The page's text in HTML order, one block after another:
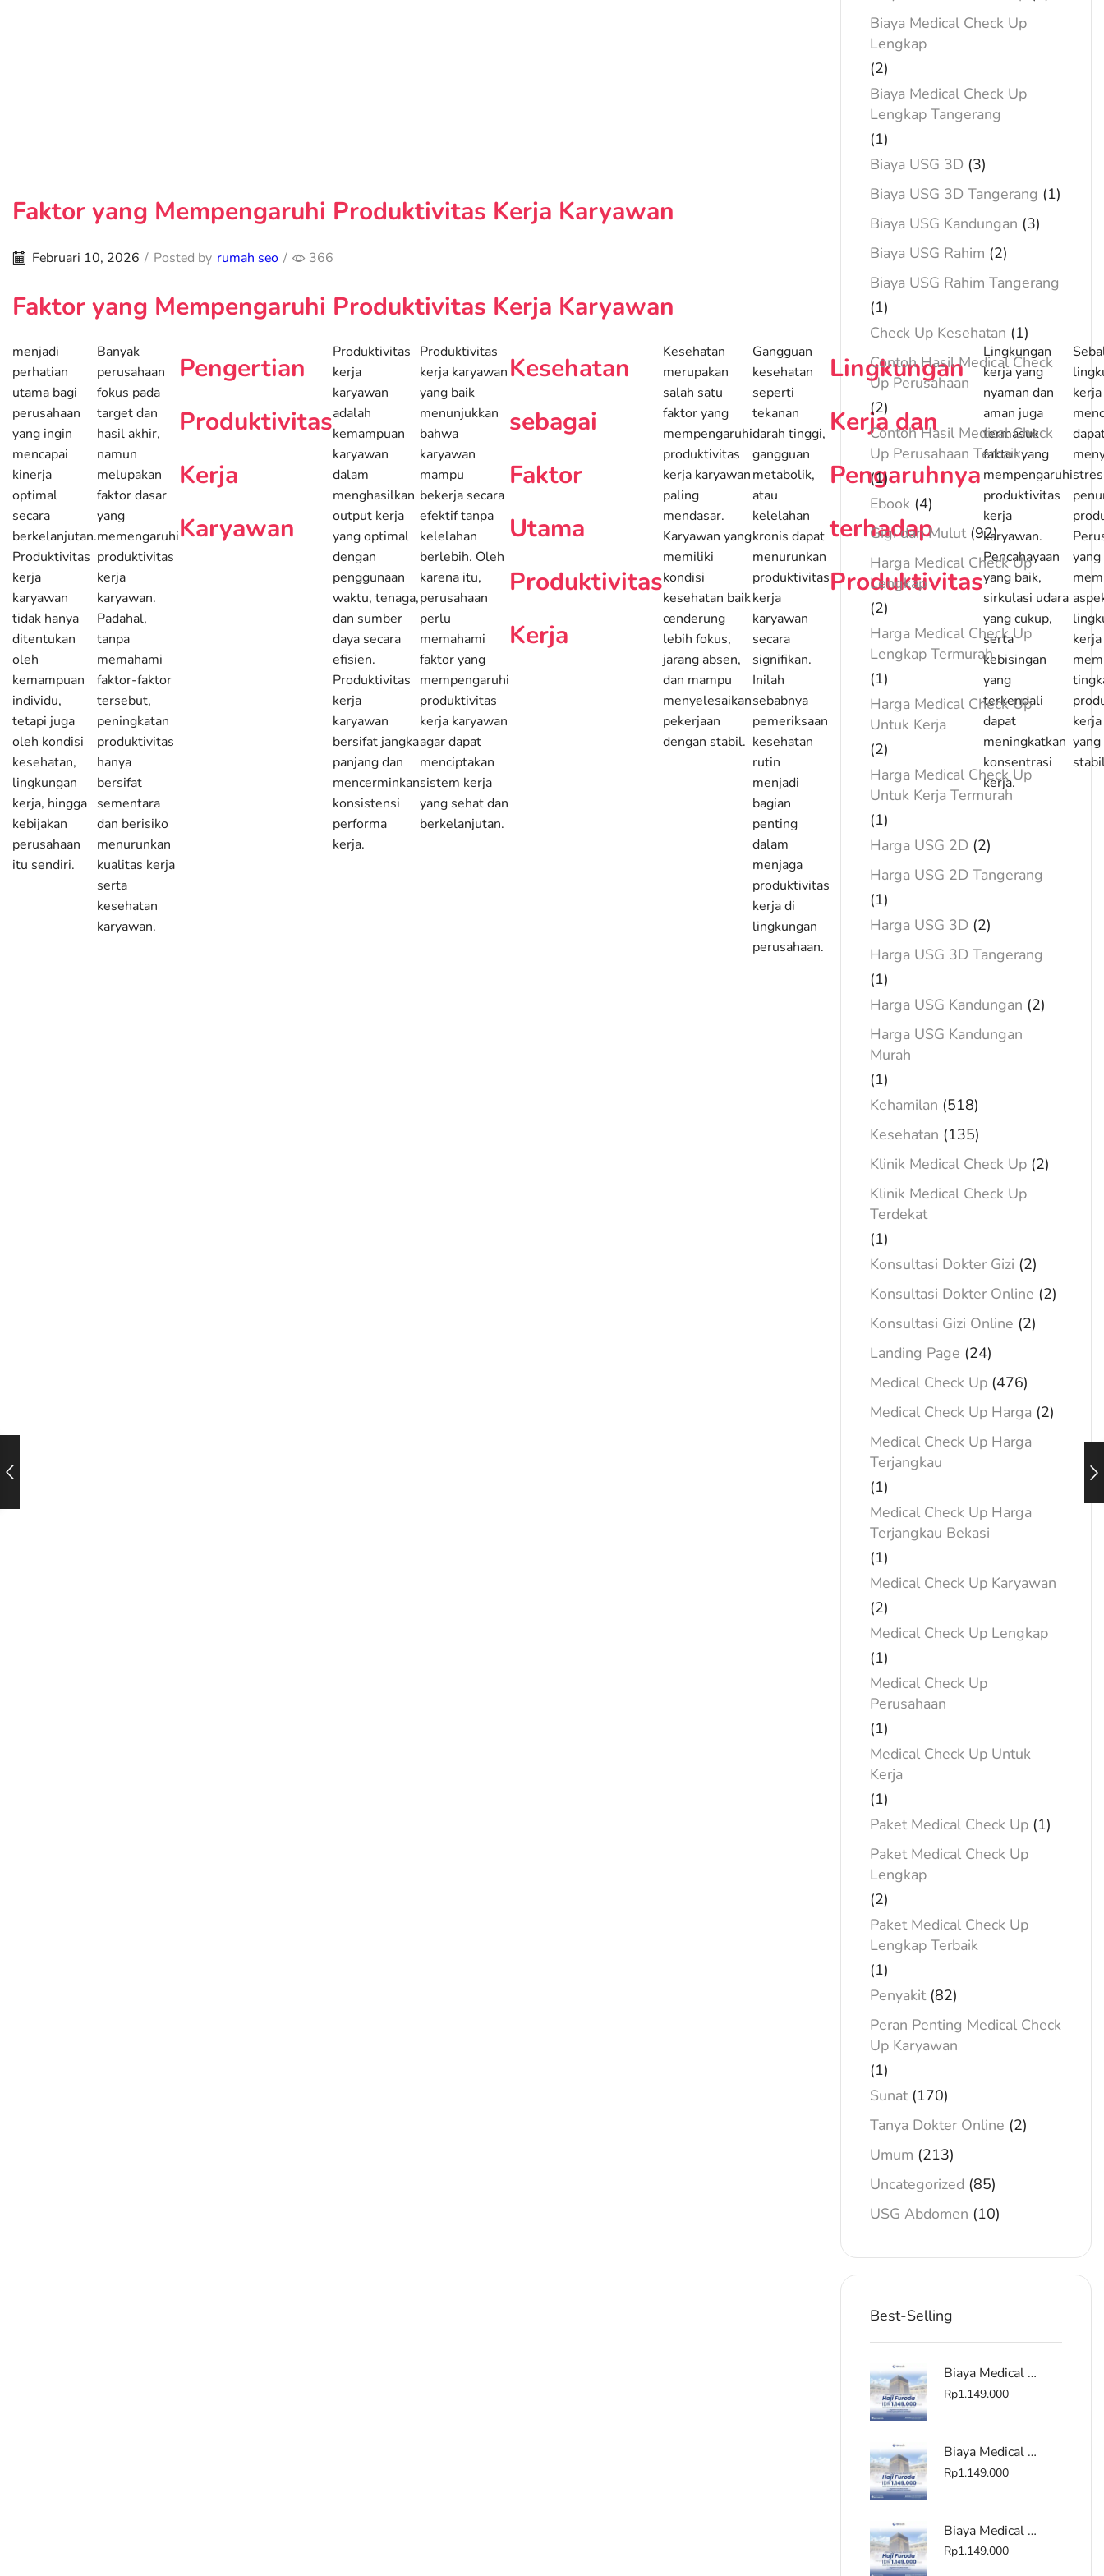
Faktor yang Mempengaruhi Produktivitas Kerja Karyawan
Februari 10, 2026 / Posted by rumah seo / 366
Faktor yang Mempengaruhi Produktivitas Kerja Karyawan
menjadi
perhatian
utama bagi
perusahaan
yang ingin
mencapai
kinerja
optimal
secara
berkelanjutan.
Produktivitas
kerja
karyawan
tidak hanya
ditentukan
oleh
kemampuan
individu,
tetapi juga
oleh kondisi
kesehatan,
lingkungan
kerja, hingga
kebijakan
perusahaan
itu sendiri.
Banyak
perusahaan
fokus pada
target dan
hasil akhir,
namun
melupakan
faktor dasar
yang
memengaruhi
produktivitas
kerja
karyawan.
Padahal,
tanpa
memahami
faktor-faktor
tersebut,
peningkatan
produktivitas
hanya
bersifat
sementara
dan berisiko
menurunkan
kualitas kerja
serta
kesehatan
karyawan.
Pengertian
Produktivitas
Kerja
Karyawan
Produktivitas
kerja
karyawan
adalah
kemampuan
karyawan
dalam
menghasilkan
output kerja
yang optimal
dengan
penggunaan
waktu, tenaga,
dan sumber
daya secara
efisien.
Produktivitas
kerja
karyawan
bersifat jangka
panjang dan
mencerminkan
konsistensi
performa
kerja.
Produktivitas
kerja karyawan
yang baik
menunjukkan
bahwa
karyawan
mampu
bekerja secara
efektif tanpa
kelelahan
berlebih. Oleh
karena itu,
perusahaan
perlu
memahami
faktor yang
mempengaruhi
produktivitas
kerja karyawan
agar dapat
menciptakan
sistem kerja
yang sehat dan
berkelanjutan.
Kesehatan
sebagai
Faktor
Utama
Produktivitas
Kerja
Kesehatan
merupakan
salah satu
faktor yang
mempengaruhi
produktivitas
kerja karyawan
paling
mendasar.
Karyawan yang
memiliki
kondisi
kesehatan baik
cenderung
lebih fokus,
jarang absen,
dan mampu
menyelesaikan
pekerjaan
dengan stabil.
Gangguan
kesehatan
seperti
tekanan
darah tinggi,
gangguan
metabolik,
atau
kelelahan
kronis dapat
menurunkan
produktivitas
kerja
karyawan
secara
signifikan.
Inilah
sebabnya
pemeriksaan
kesehatan
rutin
menjadi
bagian
penting
dalam
menjaga
produktivitas
kerja di
lingkungan
perusahaan.
Lingkungan
Kerja dan
Pengaruhnya
terhadap
Produktivitas
Lingkungan
kerja yang
nyaman dan
aman juga
termasuk
faktor yang
mempengaruhi
produktivitas
kerja
karyawan.
Pencahayaan
yang baik,
sirkulasi udara
yang cukup,
serta
kebisingan
yang
terkendali
dapat
meningkatkan
konsentrasi
kerja.
yang
Biaya Medical Check Up
Lengkap
(2)
Biaya Medical Check Up
Lengkap Tangerang
(1)
Biaya USG 3D (3)
Biaya USG 3D Tangerang (1)
Biaya USG Kandungan (3)
Biaya USG Rahim (2)
Biaya USG Rahim Tangerang
(1)
Check Up Kesehatan (1)
Contoh Hasil Medical Check
Up Perusahaan
(2)
Contoh Hasil Medical Check
Up Perusahaan Terbaik
(1)
Ebook (4)
Gigi dan Mulut(92)
Harga Medical Check Up
Lengkap
(2)
Harga Medical Check Up
Lengkap Termurah
(1)
Harga Medical Check Up
Untuk Kerja
(2)
Harga Medical Check Up
Untuk Kerja Termurah
(1)
Harga USG 2D (2)
Harga USG 2D Tangerang
(1)
Harga USG 3D (2)
Harga USG 3D Tangerang
(1)
Harga USG Kandungan (2)
Harga USG Kandungan
Murah
(1)
Kehamilan (518)
Kesehatan (135)
Klinik Medical Check Up (2)
Klinik Medical Check Up
Terdekat
(1)
Konsultasi Dokter Gizi (2)
Konsultasi Dokter Online (2)
Konsultasi Gizi Online (2)
Landing Page (24)
Medical Check Up (476)
Medical Check Up Harga (2)
Medical Check Up Harga
Terjangkau
(1)
Medical Check Up Harga
Terjangkau Bekasi
(1)
Medical Check Up Karyawan
(2)
Medical Check Up Lengkap
(1)
Medical Check Up
Perusahaan
(1)
Medical Check Up Untuk
Kerja
(1)
Paket Medical Check Up (1)
Paket Medical Check Up
Lengkap
(2)
Paket Medical Check Up
Lengkap Terbaik
(1)
Penyakit(82)
Peran Penting Medical Check
Up Karyawan
(1)
Sunat(170)
Tanya Dokter Online (2)
Umum (213)
Uncategorized (85)
USG Abdomen (10)
Best-Selling
Biaya Medical Check Up Haji Furoda Terdekat di Kemang Jakarta
Rp1.149.000
Biaya Medical Check Up Haji Furoda Terdekat di Ambulu
Rp1.149.000
Biaya Medical Check Up Haji Furoda Terdekat di Tegal
Rp1.149.000